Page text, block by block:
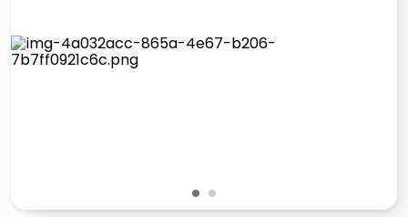
pattumiera raccolta differenziata
1 2